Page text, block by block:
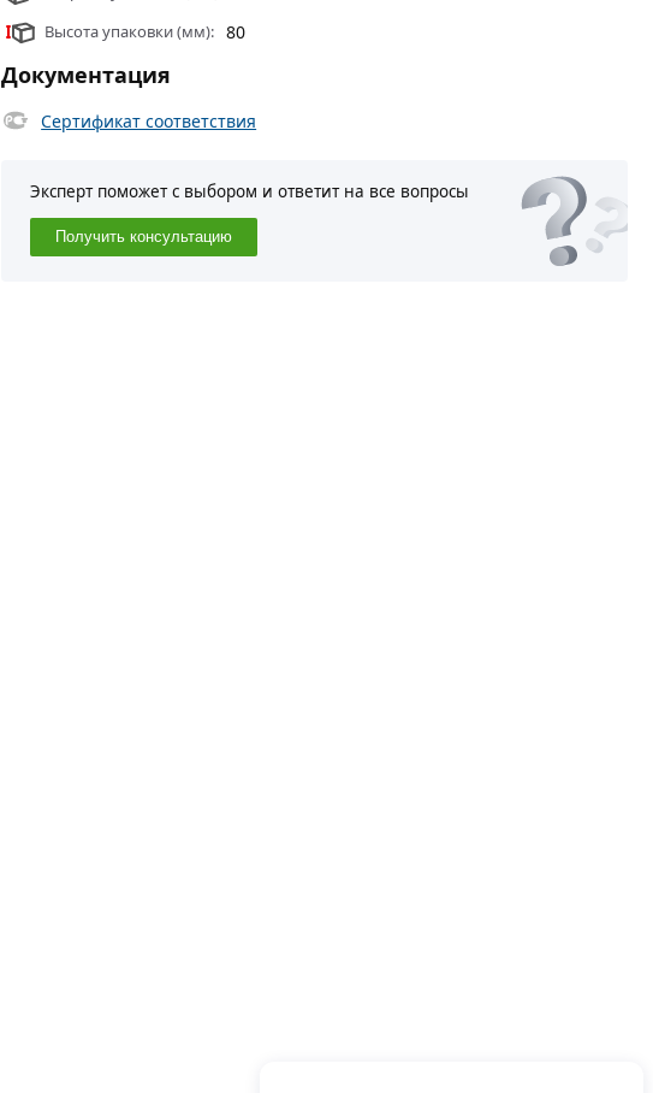
Высота упаковки (мм): 80
Документация
Сертификат соответствия
Эксперт поможет с выбором и ответит на все вопросы
Получить консультацию